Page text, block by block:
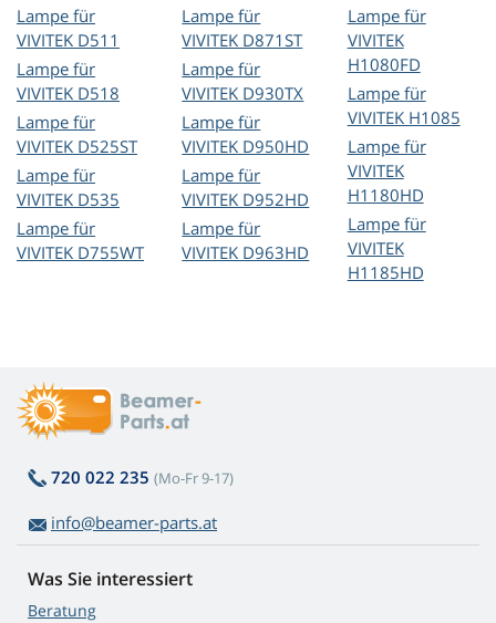
Lampe für
VIVITEK D511
Lampe für
VIVITEK D518
Lampe für
VIVITEK D525ST
Lampe für
VIVITEK D535
Lampe für
VIVITEK D755WT
Lampe für
VIVITEK D871ST
Lampe für
VIVITEK D930TX
Lampe für
VIVITEK D950HD
Lampe für
VIVITEK D952HD
Lampe für
VIVITEK D963HD
Lampe für
VIVITEK
H1080FD
Lampe für
VIVITEK H1085
Lampe für
VIVITEK
H1180HD
Lampe für
VIVITEK
H1185HD
720 022 235 (Mo-Fr 9-17)
info@beamer-parts.at
Was Sie interessiert
Beratung